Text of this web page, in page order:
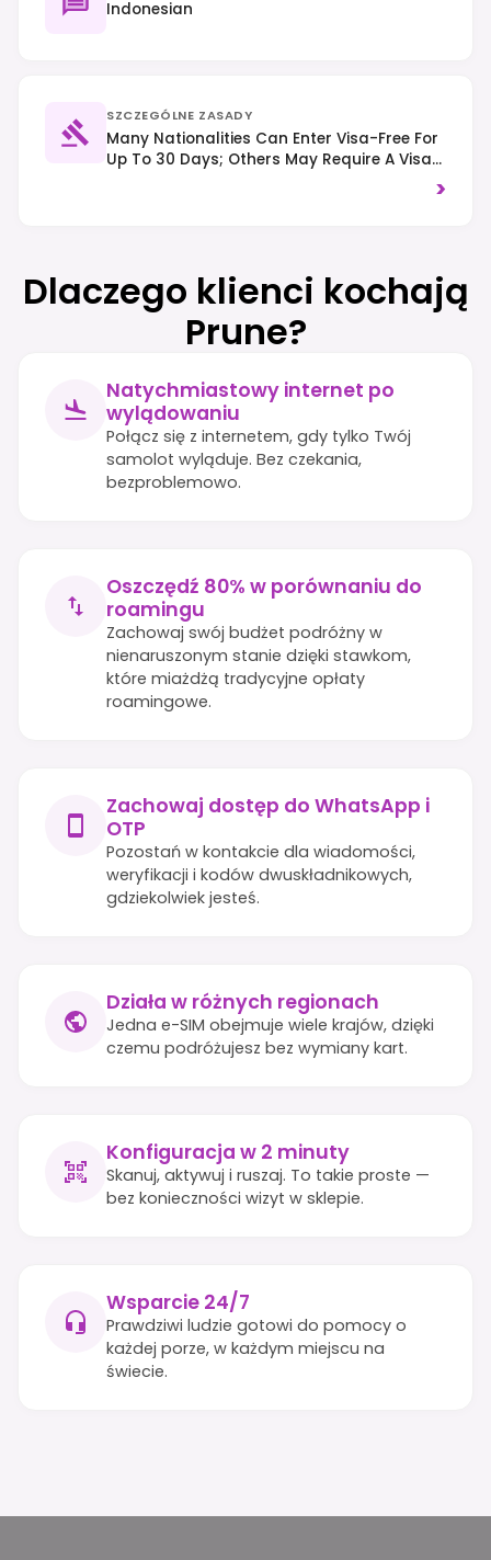
Indonesian
SZCZEGÓLNE ZASADY
Many Nationalities Can Enter Visa-Free For
Up To 30 Days; Others May Require A Visa
Religious Sites, Is Expected.
>
Dlaczego klienci kochają
Prune?
Natychmiastowy internet po
wylądowaniu
Połącz się z internetem, gdy tylko Twój
samolot wyląduje. Bez czekania,
bezproblemowo.
Oszczędź 80% w porównaniu do
roamingu
Zachowaj swój budżet podróżny w
nienaruszonym stanie dzięki stawkom,
które miażdżą tradycyjne opłaty
roamingowe.
Zachowaj dostęp do WhatsApp i
OTP
Pozostań w kontakcie dla wiadomości,
weryfikacji i kodów dwuskładnikowych,
gdziekolwiek jesteś.
Działa w różnych regionach
Jedna e-SIM obejmuje wiele krajów, dzięki
czemu podróżujesz bez wymiany kart.
Konfiguracja w 2 minuty
Skanuj, aktywuj i ruszaj. To takie proste —
bez konieczności wizyt w sklepie.
Wsparcie 24/7
Prawdziwi ludzie gotowi do pomocy o
każdej porze, w każdym miejscu na
świecie.